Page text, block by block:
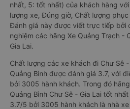
nhất, 5: tốt nhất) của khách hàng
lượng xe, Đúng giờ, Chất lượng phục
Đánh giá này được viết trực tiếp bởi
nghiệm các hãng Xe Quảng Trạch -
Gia Lai.
Chất lượng các xe khách đi Chư Sê
Quảng Bình được đánh giá 3.7, với
bởi 3005 hành khách. Trong đó
Quảng Bình Chư Sê - Gia Lai tốt
3.7/5 bởi 3005 hành khách là nhà